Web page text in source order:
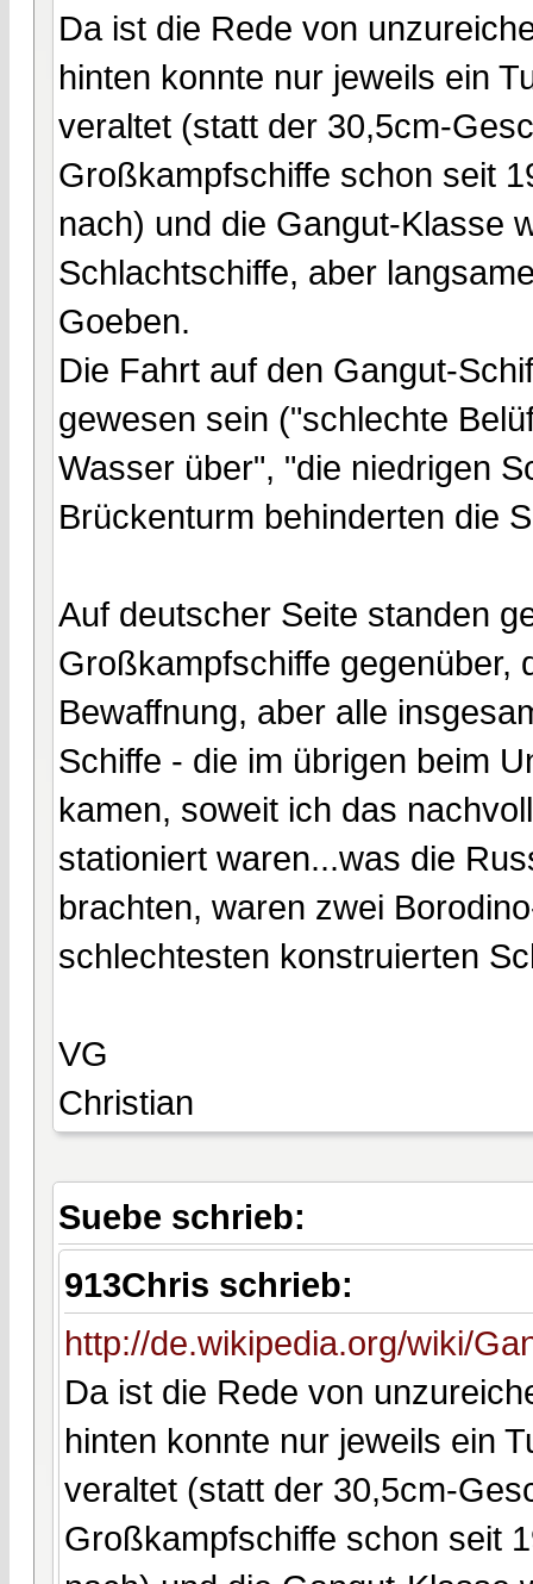
Da ist die Rede von
hinten konnte nur jeweils ein
veraltet (statt der 30,5cm-
Großkampfschiffe schon seit
nach) und die Gangut-Klasse
Schlachtschiffe, aber
Goeben.
Die Fahrt auf den Gangut-
gewesen sein ("schlechte
Wasser über", "die niedrigen
Brückenturm behinderten die
Auf deutscher Seite standen
Großkampfschiffe gegenüber,
Bewaffnung, aber alle
Schiffe - die im übrigen beim
kamen, soweit ich das
stationiert waren...was die
brachten, waren zwei
schlechtesten konstruierten
VG
Christian
Suebe schrieb:
913Chris schrieb:
http://de.wikipedia.org/wiki/
Da ist die Rede von
hinten konnte nur jeweils ein
veraltet (statt der 30,5cm-
Großkampfschiffe schon seit